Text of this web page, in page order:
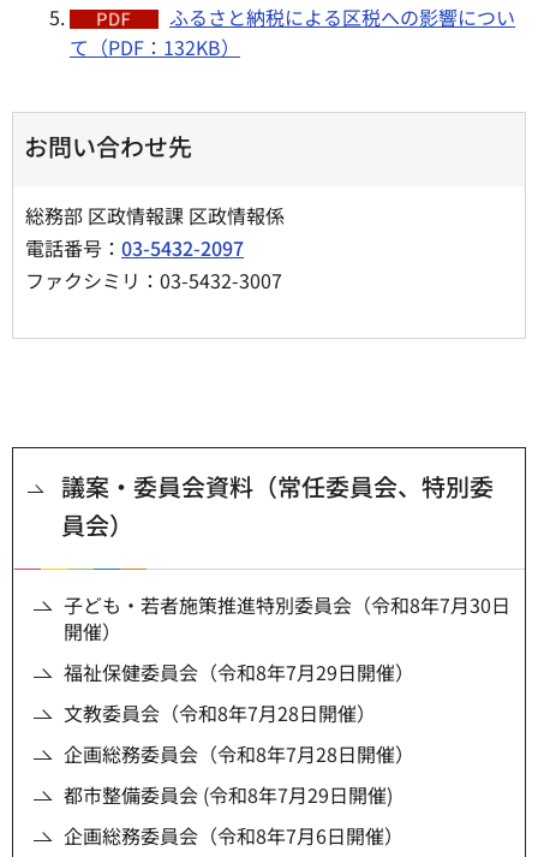
ふるさと納税による区税への影響につい
て（PDF：132KB）
お問い合わせ先
総務部 区政情報課 区政情報係
電話番号： 03-5432-2097
ファクシミリ：03-5432-3007
議案・委員会資料（常任委員会、特別委
員会）
子ども・若者施策推進特別委員会（令和8年7月30日
開催）
福祉保健委員会（令和8年7月29日開催）
文教委員会（令和8年7月28日開催）
企画総務委員会（令和8年7月28日開催）
都市整備委員会 (令和8年7月29日開催)
企画総務委員会（令和8年7月6日開催）